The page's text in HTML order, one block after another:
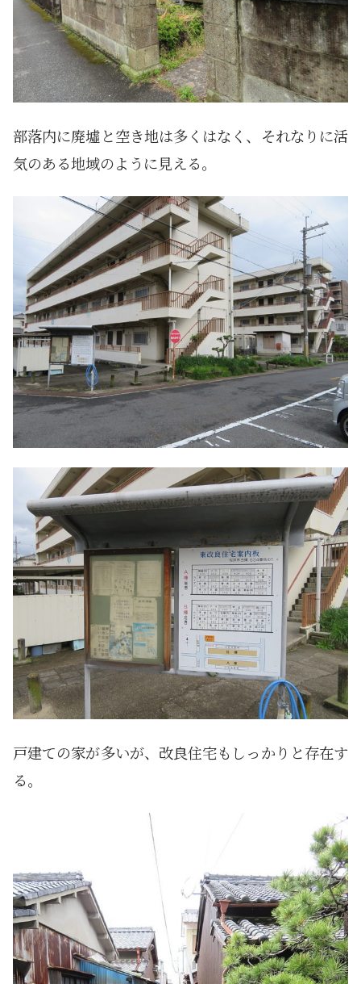
部落内に廃墟と空き地は多くはなく、それなりに活
気のある地域のように見える。
戸建ての家が多いが、改良住宅もしっかりと存在す
る。